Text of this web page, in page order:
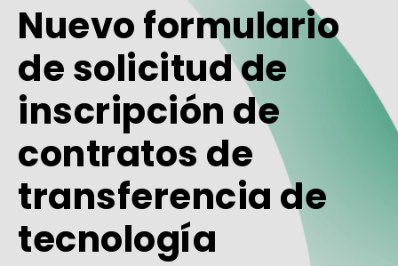
Nuevo formulario
de solicitud de
inscripción de
contratos de
transferencia de
tecnología